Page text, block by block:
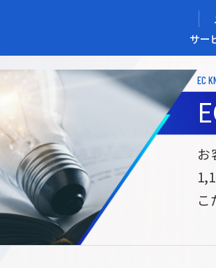
サー
メディアコマー
けECサイト構築
Commerce
Unified
サブスク/定期通
メディアコマースとは 選
EC
お
こ